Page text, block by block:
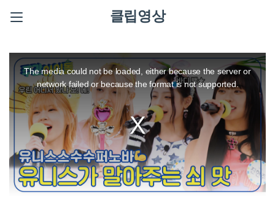
클립영상
modalThe media could not be loaded, either because the server or
network failed or because the format is not supported.